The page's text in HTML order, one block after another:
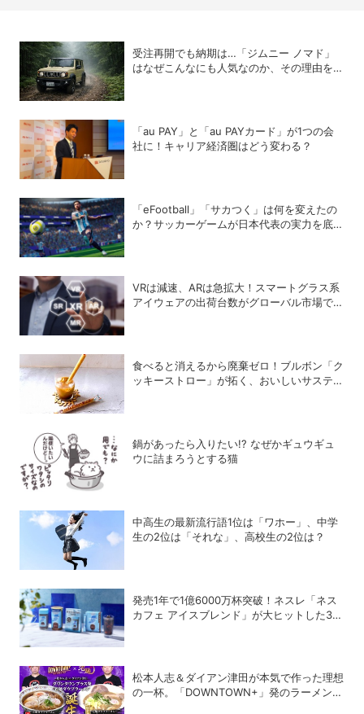
受注再開でも納期は…「ジムニー ノマド」
はなぜこんなにも人気なのか、その理由を徹
「au PAY」と「au PAYカード」が1つの会
社に！キャリア経済圏はどう変わる？
「eFootball」「サカつく」は何を変えたの
か？サッカーゲームが日本代表の実力を底上
VRは減速、ARは急拡大！スマートグラス系
アイウェアの出荷台数がグローバル市場で急
食べると消えるから廃棄ゼロ！ブルボン「ク
ッキーストロー」が拓く、おいしいサステナ
鍋があったら入りたい!? なぜかギュウギュ
ウに詰まろうとする猫
中高生の最新流行語1位は「ワホー」、中学
生の2位は「それな」、高校生の2位は？
発売1年で1億6000万杯突破！ネスレ「ネス
カフェ アイスブレンド」が大ヒットした3つ
松本人志＆ダイアン津田が本気で作った理想
の一杯。「DOWNTOWN+」発のラーメンを